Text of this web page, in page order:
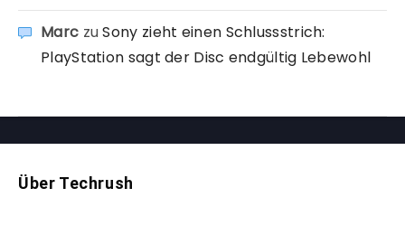
Marc zuSony zieht einen Schlussstrich:
PlayStation sagt der Disc endgültig Lebewohl
Über Techrush